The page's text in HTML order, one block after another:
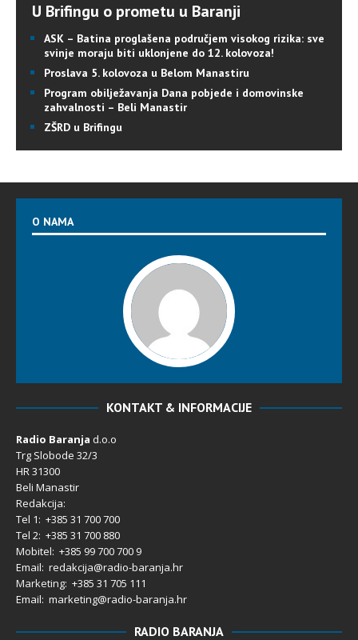
U Brifingu o prometu u Baranji
ASK – Batina proglašena područjem visokog rizika: sve
svinje moraju biti uklonjene do 12. kolovoza!
Proslava 5. kolovoza u Belom Manastiru
Program obilježavanja Dana pobjede i domovinske
zahvalnosti – Beli Manastir
ZŠRD u Brifingu
O NAMA
KONTAKT & INFORMACIJE
Radio Baranja d.o.o
Trg Slobode 32/3
HR 31300
Beli Manastir
Redakcija:
Tel 1: +385 31 700 700
Tel 2: +385 31 700 880
Mobitel: +385 99 700 700 9
Email: redakcija@radio-baranja.hr
Marketing: +385 31 705 111
Email: marketing@radio-baranja.hr
RADIO BARANJA